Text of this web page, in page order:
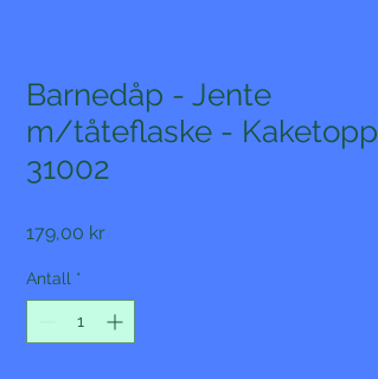
Barnedåp - Jente
m/tåteflaske - Kaketopp
31002
179,00 krPris
Antall *